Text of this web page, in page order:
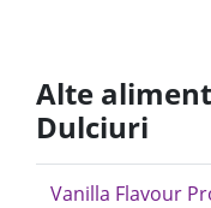
Alte
Dulciuri
Vanilla Flavour